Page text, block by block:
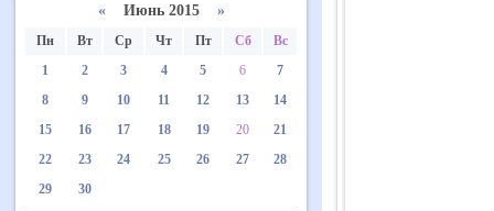
«Июнь 2015 »
Пн Вт Ср Чт Пт Сб
Вс
1
2 3 4 5 6
7
8
9 10 11 12 13
14
15
16 17 18 19 20
21
22
23 24 25 26 27
28
29
30